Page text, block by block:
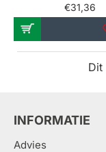
€31,36
Dit
INFORMATIE
Advies